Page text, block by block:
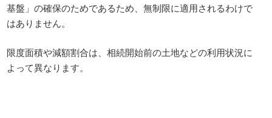
基盤」の確保のためであるため、無制限に適用されるわけで
はありません。
限度面積や減額割合は、相続開始前の土地などの利用状況に
よって異なります。